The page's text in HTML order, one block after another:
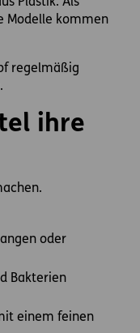
Modelle kommen
regelmäßig
ihre
oder
Bakterien
einem feinen